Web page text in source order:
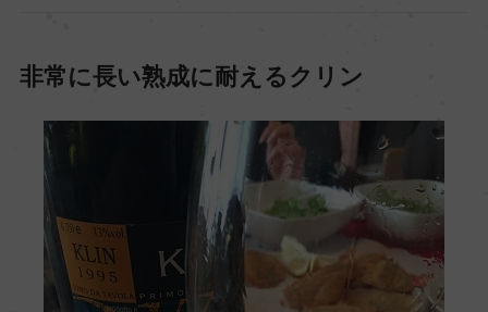
非常に長い熟成に耐えるクリン